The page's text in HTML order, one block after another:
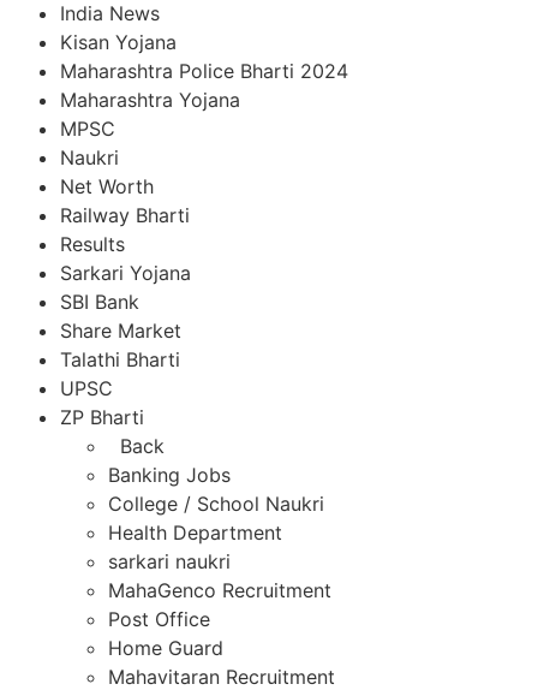
India News
Kisan Yojana
Maharashtra Police Bharti 2024
Maharashtra Yojana
MPSC
Naukri
Net Worth
Railway Bharti
Results
Sarkari Yojana
SBI Bank
Share Market
Talathi Bharti
UPSC
ZP Bharti
Back
Banking Jobs
College / School Naukri
Health Department
sarkari naukri
MahaGenco Recruitment
Post Office
Home Guard
Mahavitaran Recruitment